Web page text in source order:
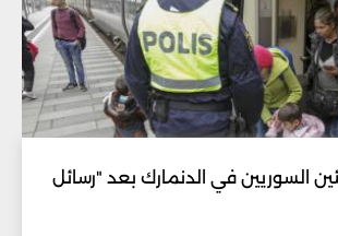
السوريين في الدنمارك بعد "رسائل